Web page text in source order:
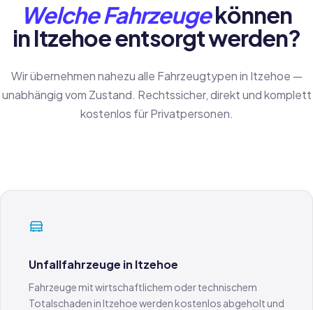
Welche Fahrzeugekönnen
in Itzehoe entsorgt werden?
Wir übernehmen nahezu alle Fahrzeugtypen in Itzehoe —
unabhängig vom Zustand. Rechtssicher, direkt und komplett
kostenlos für Privatpersonen.
Unfallfahrzeuge in Itzehoe
Fahrzeuge mit wirtschaftlichem oder technischem
Totalschaden in Itzehoe werden kostenlos abgeholt und